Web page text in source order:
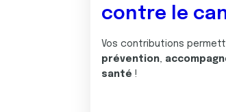
contre le
Vos contributions
prévention,
santé !